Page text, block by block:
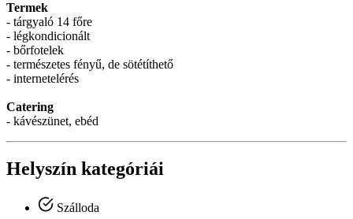
Termek
- tárgyaló 14 főre
- légkondicionált
- bőrfotelek
- természetes fényű, de sötétíthető
- internetelérés
Catering
- kávészünet, ebéd
Helyszín kategóriái
Szálloda